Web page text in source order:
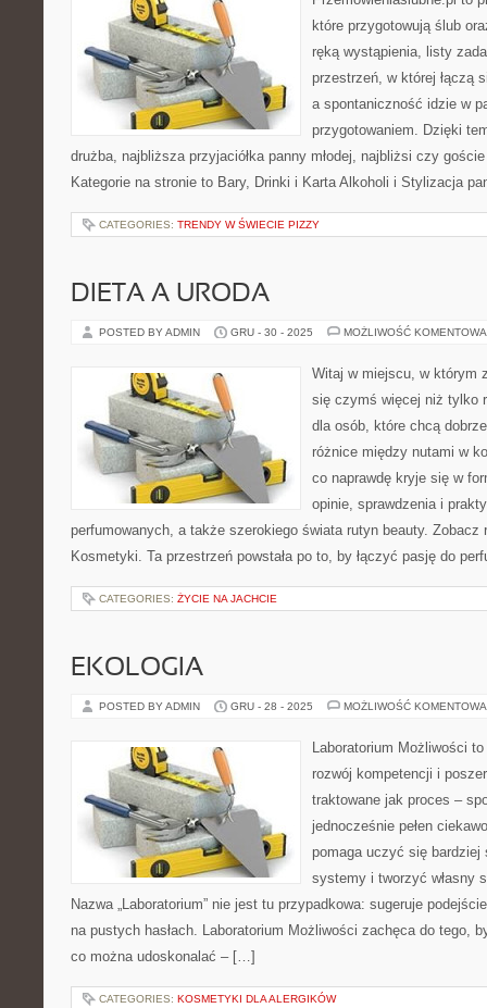
które przygotowują ślub
ręką wystąpienia, listy
przestrzeń, w której łączą
a spontaniczność idzie w
przygotowaniem. Dzięki
drużba, najbliższa przyjaciółka panny młodej, najbliżsi czy
Kategorie na stronie to Bary, Drinki i Karta Alkoholi i Stylizacja
CATEGORIES: TRENDY W ŚWIECIE PIZZY
DIETA A URODA
POSTED BY ADMIN GRU - 30 - 2025 MOŻLIWOŚĆ
Witaj w miejscu, w którym
się czymś więcej niż tylko
dla osób, które chcą
różnice między nutami w
co naprawdę kryje się w
opinie, sprawdzenia i
perfumowanych, a także szerokiego świata rutyn beauty. Zobacz
Kosmetyki. Ta przestrzeń powstała po to, by łączyć pasję do
CATEGORIES: ŻYCIE NA JACHCIE
EKOLOGIA
POSTED BY ADMIN GRU - 28 - 2025 MOŻLIWOŚĆ
Laboratorium Możliwości
rozwój kompetencji i
traktowane jak proces –
jednocześnie pełen
pomaga uczyć się bardziej
systemy i tworzyć własny
Nazwa „Laboratorium” nie jest tu przypadkowa: sugeruje
na pustych hasłach. Laboratorium Możliwości zachęca do tego,
co można udoskonalać – […]
CATEGORIES: KOSMETYKI DLA ALERGIKÓW